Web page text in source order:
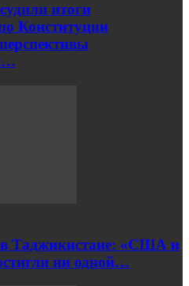
итоги
Конституции
Таджикистане: «США и
ни одной…